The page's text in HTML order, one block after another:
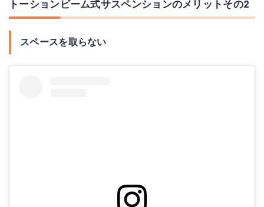
トーションビーム式サスペンションのメリットその2
スペースを取らない